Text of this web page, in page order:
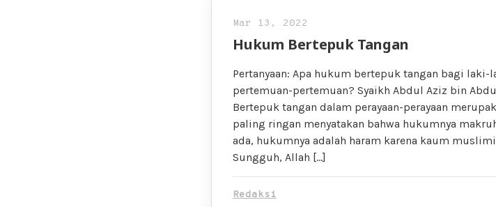
Mar 13, 2022
Hukum Bertepuk Tangan
Pertanyaan: Apa hukum bertepuk tangan bagi
pertemuan-pertemuan? Syaikh Abdul Aziz bin
Bertepuk tangan dalam perayaan-perayaan
paling ringan menyatakan bahwa hukumnya
ada, hukumnya adalah haram karena kaum
Sungguh, Allah […]
Redaksi